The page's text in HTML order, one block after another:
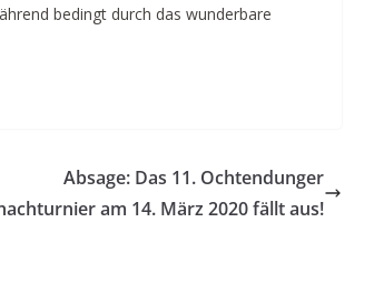
bedingt durch das wunderbare
Absage: Das 11. Ochtendunger
am 14. März 2020 fällt aus!